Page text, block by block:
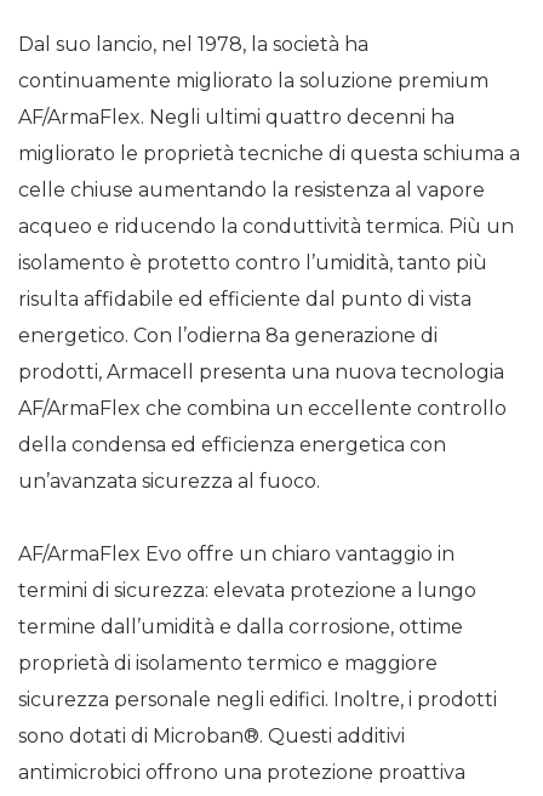
Dal suo lancio, nel 1978, la società ha
continuamente migliorato la soluzione premium
AF/ArmaFlex. Negli ultimi quattro decenni ha
migliorato le proprietà tecniche di questa schiuma a
celle chiuse aumentando la resistenza al vapore
acqueo e riducendo la conduttività termica. Più un
isolamento è protetto contro l’umidità, tanto più
risulta affidabile ed efficiente dal punto di vista
energetico. Con l’odierna 8a generazione di
prodotti, Armacell presenta una nuova tecnologia
AF/ArmaFlex che combina un eccellente controllo
della condensa ed efficienza energetica con
un’avanzata sicurezza al fuoco.
AF/ArmaFlex Evo offre un chiaro vantaggio in
termini di sicurezza: elevata protezione a lungo
termine dall’umidità e dalla corrosione, ottime
proprietà di isolamento termico e maggiore
sicurezza personale negli edifici. Inoltre, i prodotti
sono dotati di Microban®. Questi additivi
antimicrobici offrono una protezione proattiva